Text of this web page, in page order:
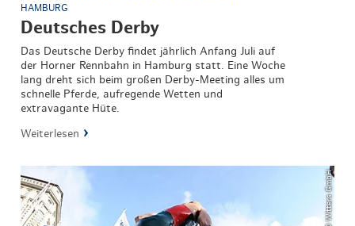
HAMBURG
Deutsches Derby
Das Deutsche Derby findet jährlich Anfang Juli auf
der Horner Rennbahn in Hamburg statt. Eine Woche
lang dreht sich beim großen Derby-Meeting alles um
schnelle Pferde, aufregende Wetten und
extravagante Hüte.
Weiterlesen
© Witters GmbH